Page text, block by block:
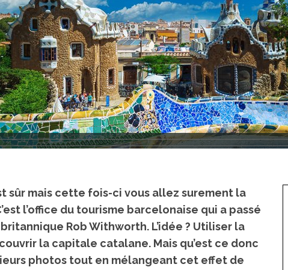
sûr mais cette fois-ci vous allez surement la
l’office du tourisme barcelonaise qui a passé
Rob Withworth. L’idée ? Utiliser la
la capitale catalane. Mais qu’est ce donc
photos tout en mélangeant cet effet de